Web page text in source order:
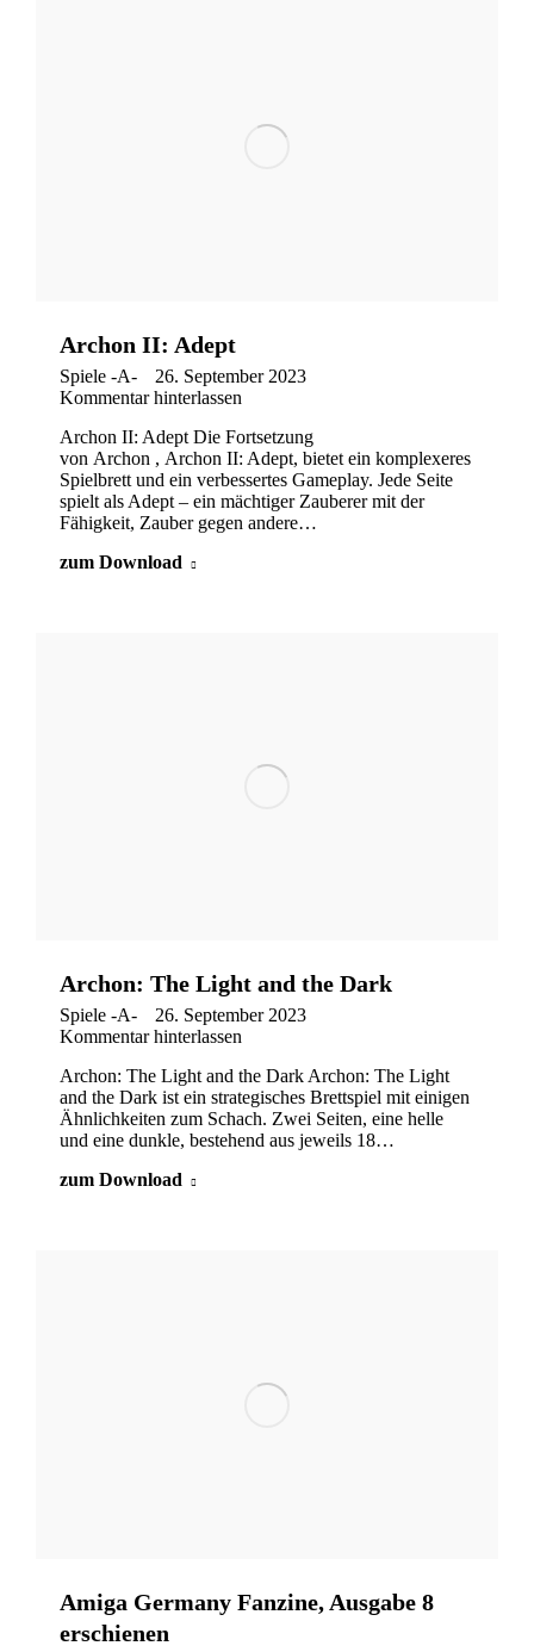
Archon II: Adept
Spiele -A-
26. September 2023
Kommentar hinterlassen
Archon II: Adept Die Fortsetzung
von Archon , Archon II: Adept, bietet ein komplexeres
Spielbrett und ein verbessertes Gameplay. Jede Seite
spielt als Adept – ein mächtiger Zauberer mit der
Fähigkeit, Zauber gegen andere…
zum Download
Archon: The Light and the Dark
Spiele -A-
26. September 2023
Kommentar hinterlassen
Archon: The Light and the Dark Archon: The Light
and the Dark ist ein strategisches Brettspiel mit einigen
Ähnlichkeiten zum Schach. Zwei Seiten, eine helle
und eine dunkle, bestehend aus jeweils 18…
zum Download
Amiga Germany Fanzine, Ausgabe 8
erschienen